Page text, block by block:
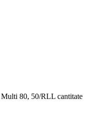
80, 50/RLL cantitate